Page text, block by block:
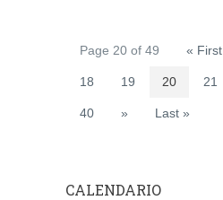
Page 20 of 49 « First
18 19 20 21
40 » Last »
CALENDARIO